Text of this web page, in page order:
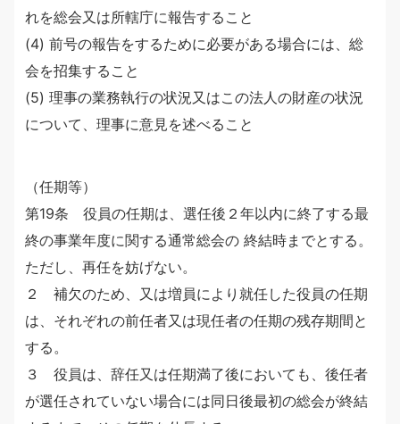
れを総会又は所轄庁に報告すること
(4) 前号の報告をするために必要がある場合には、総
会を招集すること
(5) 理事の業務執行の状況又はこの法人の財産の状況
について、理事に意見を述べること
（任期等）
第19条 役員の任期は、選任後２年以内に終了する最
終の事業年度に関する通常総会の 終結時までとする。
ただし、再任を妨げない。
２ 補欠のため、又は増員により就任した役員の任期
は、それぞれの前任者又は現任者の任期の残存期間と
する。
３ 役員は、辞任又は任期満了後においても、後任者
が選任されていない場合には同日後最初の総会が終結